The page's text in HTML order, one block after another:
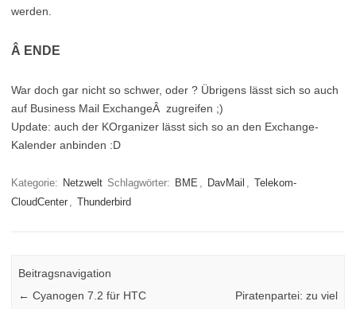
werden.
Â ENDE
War doch gar nicht so schwer, oder ? Übrigens lässt sich so auch
auf Business Mail ExchangeÂ zugreifen ;)
Update: auch der KOrganizer lässt sich so an den Exchange-
Kalender anbinden :D
Kategorie: Netzwelt Schlagwörter: BME , DavMail , Telekom-
CloudCenter , Thunderbird
Beitragsnavigation
← Cyanogen 7.2 für HTC
Piratenpartei: zu viel